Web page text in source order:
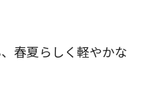
春夏らしく軽やかな